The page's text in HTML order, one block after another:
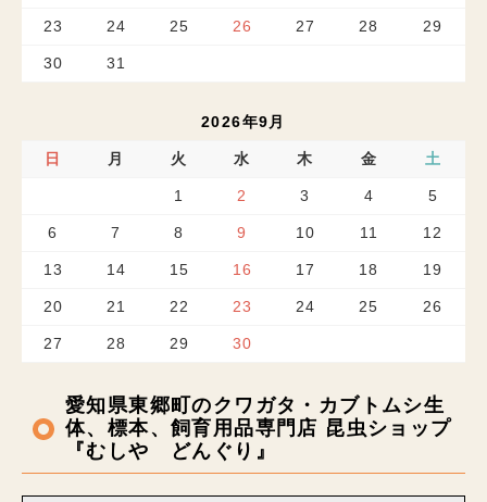
23 24 25 26 27 28 29
30 31
2026年9月
日 月 火 水 木 金 土
1 2 3 4 5
6 7 8 9 10 11 12
13 14 15 16 17 18 19
20 21 22 23 24 25 26
27 28 29 30
愛知県東郷町のクワガタ・カブトムシ生
体、標本、飼育用品専門店 昆虫ショップ
『むしや どんぐり』